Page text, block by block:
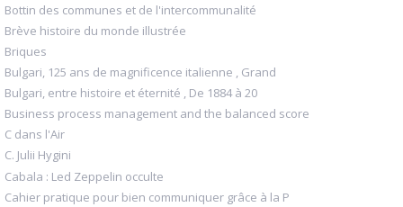
Bottin des communes et de l'intercommunalité
Brève histoire du monde illustrée
Briques
Bulgari, 125 ans de magnificence italienne , Grand
Bulgari, entre histoire et éternité , De 1884 à 20
Business process management and the balanced score
C dans l'Air
C. Julii Hygini
Cabala : Led Zeppelin occulte
Cahier pratique pour bien communiquer grâce à la P